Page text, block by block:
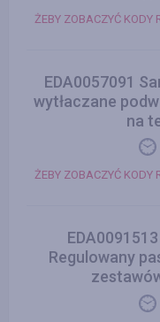
ŻEBY ZOBACZYĆ KODY
EDA0057091
wytłaczane
na
ŻEBY ZOBACZYĆ KODY
Regulowany